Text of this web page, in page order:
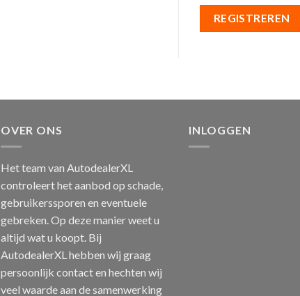
REGISTREREN
OVER ONS
Het team van AutodealerXL
controleert het aanbod op schade,
gebruikerssporen en eventuele
gebreken. Op deze manier weet u
altijd wat u koopt. Bij
AutodealerXL hebben wij graag
persoonlijk contact en hechten wij
veel waarde aan de samenwerking
INLOGGEN